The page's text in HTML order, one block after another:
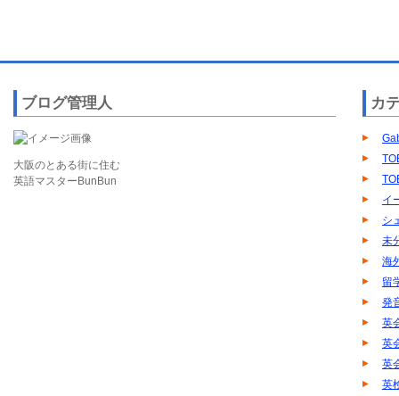
ブログ管理人
大阪のとある街に住む
英語マスターBunBun
カ
イ
シ
未
海
留
発
英
英
英
英